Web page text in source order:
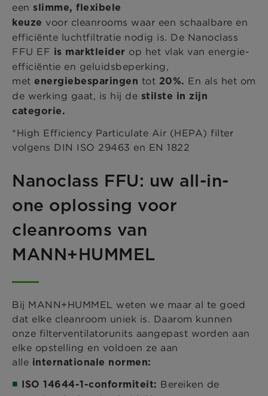
een slimme, flexibele
keuze voor cleanrooms waar een schaalbare en
efficiënte luchtfiltratie nodig is. De Nanoclass
FFU EF is marktleider op het vlak van energie-
efficiëntie en geluidsbeperking,
met energiebesparingen tot 20%. En als het om
de werking gaat, is hij de stilste in zijn
categorie.
*High Efficiency Particulate Air (HEPA) filter
volgens DIN ISO 29463 en EN 1822
Nanoclass FFU: uw all-in-
one oplossing voor
cleanrooms van
MANN+HUMMEL
Bij MANN+HUMMEL weten we maar al te goed
dat elke cleanroom uniek is. Daarom kunnen
onze filterventilatorunits aangepast worden aan
elke opstelling en voldoen ze aan
alle internationale normen:
ISO 14644-1-conformiteit: Bereiken de